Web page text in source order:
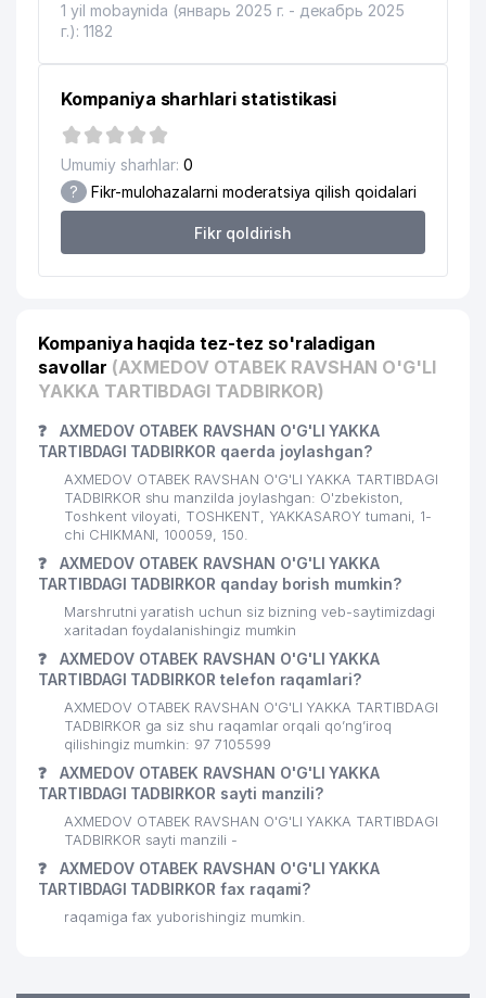
1 yil mobaynida (январь 2025 г. - декабрь 2025
г.): 1182
Kompaniya sharhlari statistikasi
Umumiy sharhlar: 0
? Fikr-mulohazalarni moderatsiya qilish qoidalari
Fikr qoldirish
Kompaniya haqida tez-tez so'raladigan
savollar (AXMEDOV OTABEK RAVSHAN O'G'LI
YAKKA TARTIBDAGI TADBIRKOR)
❓
AXMEDOV OTABEK RAVSHAN O'G'LI YAKKA
TARTIBDAGI TADBIRKOR qaerda joylashgan?
AXMEDOV OTABEK RAVSHAN O'G'LI YAKKA TARTIBDAGI
TADBIRKOR shu manzilda joylashgan: O'zbekiston,
Toshkent viloyati, TOSHKENT, YAKKASAROY tumani, 1-
chi CHIKMANI, 100059, 150.
❓
AXMEDOV OTABEK RAVSHAN O'G'LI YAKKA
TARTIBDAGI TADBIRKOR qanday borish mumkin?
Marshrutni yaratish uchun siz bizning veb-saytimizdagi
xaritadan foydalanishingiz mumkin
❓
AXMEDOV OTABEK RAVSHAN O'G'LI YAKKA
TARTIBDAGI TADBIRKOR telefon raqamlari?
AXMEDOV OTABEK RAVSHAN O'G'LI YAKKA TARTIBDAGI
TADBIRKOR ga siz shu raqamlar orqali qo’ng’iroq
qilishingiz mumkin: 97 7105599
❓
AXMEDOV OTABEK RAVSHAN O'G'LI YAKKA
TARTIBDAGI TADBIRKOR sayti manzili?
AXMEDOV OTABEK RAVSHAN O'G'LI YAKKA TARTIBDAGI
TADBIRKOR sayti manzili -
❓
AXMEDOV OTABEK RAVSHAN O'G'LI YAKKA
TARTIBDAGI TADBIRKOR fax raqami?
raqamiga fax yuborishingiz mumkin.